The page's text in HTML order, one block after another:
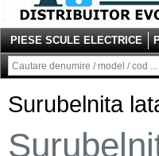
PIESE SCULE ELECTRICE
Surubelnita